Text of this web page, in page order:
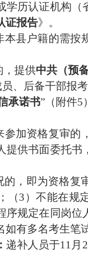
学历认证机构（
证报告》。
县户籍的需按
，提供中共（预
、后备干部报
承诺书”（附件5
加资格复审的
提供书面委托
，即为资格复
（3 ）不能在规
序规定在同岗
如有多名考生笔
递补人员于11月